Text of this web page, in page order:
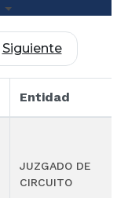
Siguiente
Entidad
JUZGADO DE
CIRCUITO